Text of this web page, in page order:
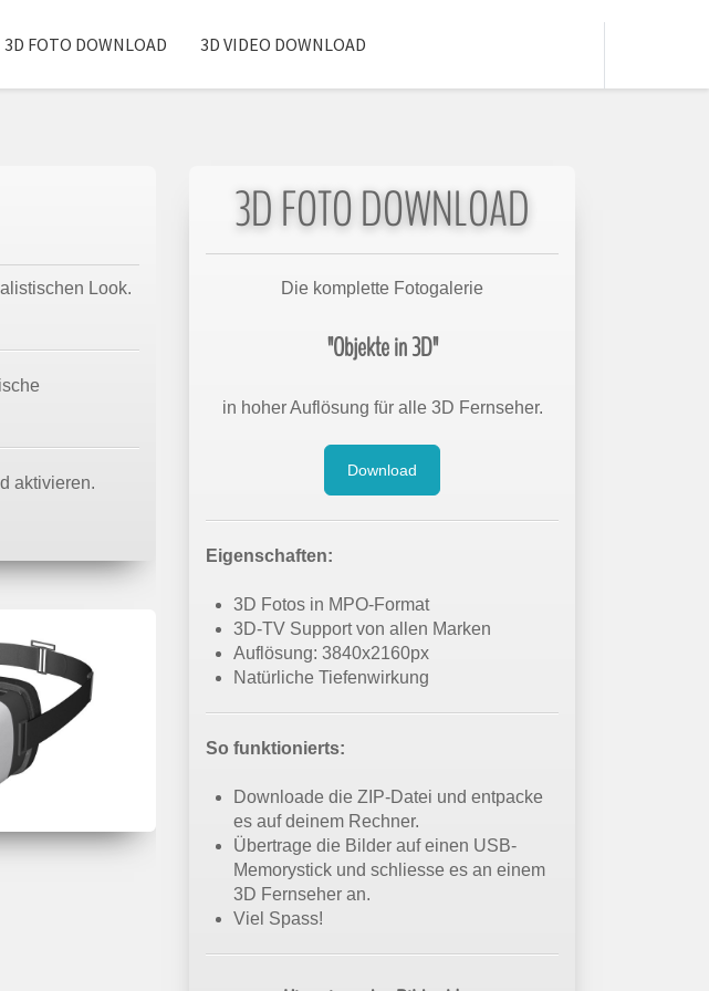
3D FOTO DOWNLOAD 3D VIDEO DOWNLOAD
Look.
aktivieren.
3D FOTO DOWNLOAD
Die komplette Fotogalerie
"Objekte in 3D"
in hoher Auflösung für alle 3D Fernseher.
Download
Eigenschaften:
3D Fotos in MPO-Format
3D-TV Support von allen Marken
Auflösung: 3840x2160px
Natürliche Tiefenwirkung
So funktionierts:
Downloade die ZIP-Datei und entpacke
es auf deinem Rechner.
Übertrage die Bilder auf einen USB-
Memorystick und schliesse es an einem
3D Fernseher an.
Viel Spass!